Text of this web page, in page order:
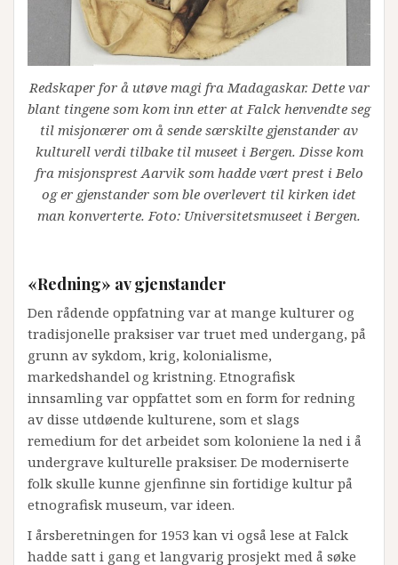
Redskaper for å utøve magi fra Madagaskar. Dette var
blant tingene som kom inn etter at Falck henvendte seg
til misjonærer om å sende særskilte gjenstander av
kulturell verdi tilbake til museet i Bergen. Disse kom
fra misjonsprest Aarvik som hadde vært prest i Belo
og er gjenstander som ble overlevert til kirken idet
man konverterte. Foto: Universitetsmuseet i Bergen.
«Redning» av gjenstander
Den rådende oppfatning var at mange kulturer og
tradisjonelle praksiser var truet med undergang, på
grunn av sykdom, krig, kolonialisme,
markedshandel og kristning. Etnografisk
innsamling var oppfattet som en form for redning
av disse utdøende kulturene, som et slags
remedium for det arbeidet som koloniene la ned i å
undergrave kulturelle praksiser. De moderniserte
folk skulle kunne gjenfinne sin fortidige kultur på
etnografisk museum, var ideen.
I årsberetningen for 1953 kan vi også lese at Falck
hadde satt i gang et langvarig prosjekt med å søke